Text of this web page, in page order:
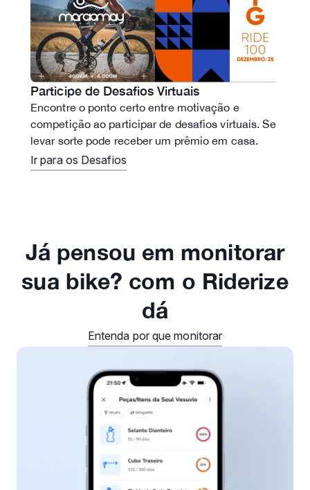
Participe de Desafios Virtuais
Encontre o ponto certo entre motivação e
competição ao participar de desafios virtuais. Se
levar sorte pode receber um prêmio em casa.
Ir para os Desafios
Já pensou em monitorar
sua bike? com o Riderize
dá
Entenda por que monitorar